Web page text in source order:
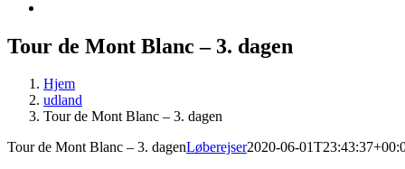
Tour de Mont Blanc – 3. dagen
Hjem
udland
Tour de Mont Blanc – 3. dagen
Tour de Mont Blanc – 3. dagenLøberejser2020-06-